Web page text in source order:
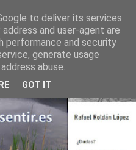
to deliver its services
and user-agent are
performance and security
generate usage
abuse.
GOT IT